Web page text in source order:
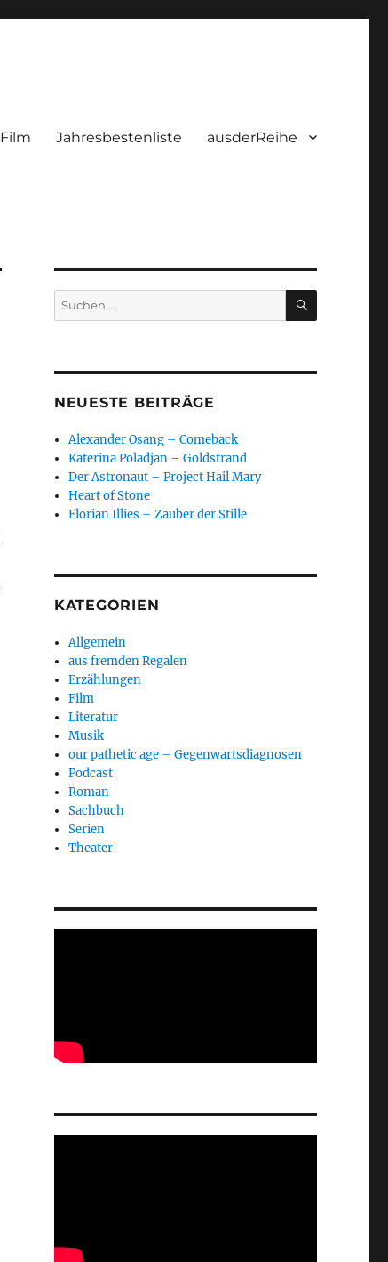
Film Jahresbestenliste ausderReihe
Suchen
nach:
SUCHEN
NEUESTE BEITRÄGE
Alexander Osang – Comeback
Katerina Poladjan – Goldstrand
Der Astronaut – Project Hail Mary
Heart of Stone
Florian Illies – Zauber der Stille
KATEGORIEN
Allgemein
aus fremden Regalen
Erzählungen
Film
Literatur
Musik
our pathetic age – Gegenwartsdiagnosen
Podcast
Roman
Sachbuch
Serien
Theater